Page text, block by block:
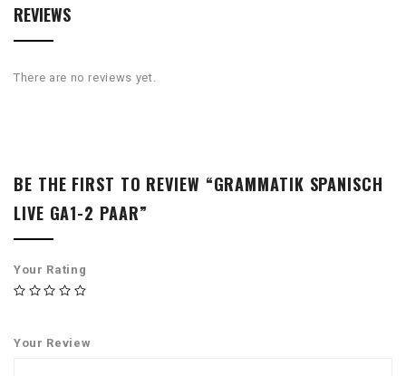
REVIEWS
There are no reviews yet.
BE THE FIRST TO REVIEW “GRAMMATIK SPANISCH
LIVE GA1-2 PAAR”
Your Rating
Your Review